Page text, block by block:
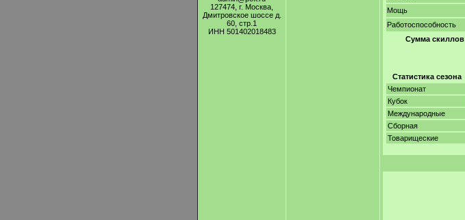
127474, г. Москва,
Дмитровское шоссе д.
60, стр.1
ИНН 501402018483
Мощь
Работоспособность
Сумма скиллов
Статистика сезона
Чемпионат
Кубок
Международные
Сборная
Товарищеские